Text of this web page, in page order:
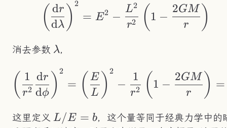
( dλ
dr )
2
= E2 −
r2
L2 ( 1 −
r
2GM )
消去参数 \lambda
λ，
( r2
1
dϕ
dr )
2
= ( L
E )
2
−
r2
1 ( 1 −
r
2GM ) =
这里定义 L/E=b
L/E = b，这个量等同于经典力学中的